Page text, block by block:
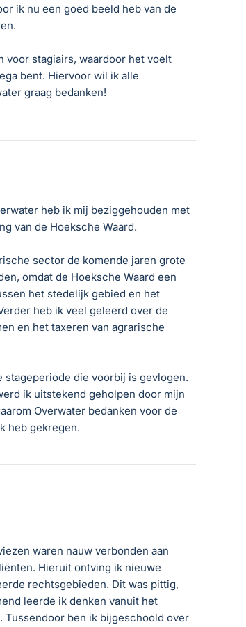
ik nu een goed beeld heb van de
voor stagiairs, waardoor het voelt
bent. Hiervoor wil ik alle
graag bedanken!
heb ik mij beziggehouden met
van de Hoeksche Waard.
sector de komende jaren grote
omdat de Hoeksche Waard een
het stedelijk gebied en het
heb ik veel geleerd over de
en het taxeren van agrarische
stageperiode die voorbij is gevlogen.
ik uitstekend geholpen door mijn
Overwater bedanken voor de
heb gekregen.
waren nauw verbonden aan
Hieruit ontving ik nieuwe
rechtsgebieden. Dit was pittig,
leerde ik denken vanuit het
ben ik bijgeschoold over